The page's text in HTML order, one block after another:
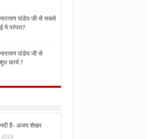
पांडेय जी से सबसे
ये परंपरा?
पांडेय जी से
कार्य ?
नदी है- अजय शेखर
2026